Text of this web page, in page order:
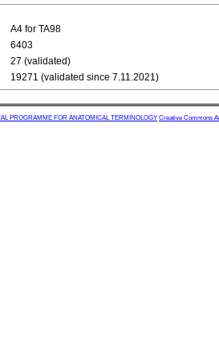
A4 for TA98
6403
27 (validated)
19271 (validated since 7.11.2021)
PROGRAMME FOR ANATOMICAL TERMINOLOGY Creative Commons